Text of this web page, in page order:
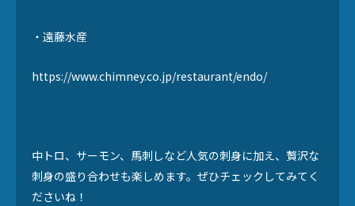
・遠藤水産
https://www.chimney.co.jp/restaurant/endo/
中トロ、サーモン、馬刺しなど人気の刺身に加え、贅沢な
刺身の盛り合わせも楽しめます。ぜひチェックしてみてく
ださいね！